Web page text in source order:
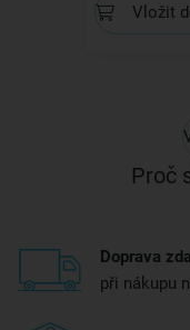
Vložit
Proč
Doprava
při nákupu